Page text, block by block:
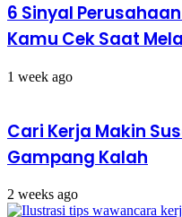
6 Sinyal
Kamu Cek Saat
1 week ago
Cari Kerja Makin
Gampang Kalah
2 weeks ago